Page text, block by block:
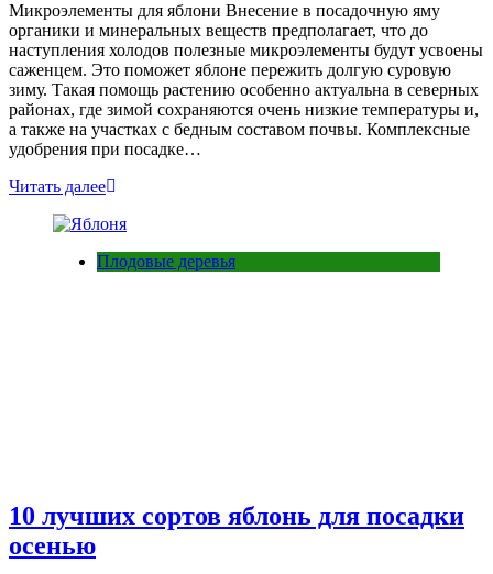
Микроэлементы для яблони Внесение в посадочную яму
органики и минеральных веществ предполагает, что до
наступления холодов полезные микроэлементы будут усвоены
саженцем. Это поможет яблоне пережить долгую суровую
зиму. Такая помощь растению особенно актуальна в северных
районах, где зимой сохраняются очень низкие температуры и,
а также на участках с бедным составом почвы. Комплексные
удобрения при посадке…
Читать далее
Плодовые деревья
10 лучших сортов яблонь для посадки
осенью